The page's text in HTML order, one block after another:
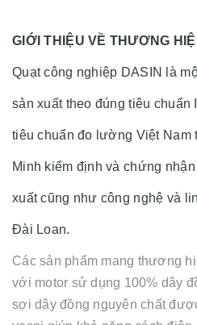
GIỚI THIỆU VỀ THƯƠNG
Quạt công nghiệp DASIN là
sản xuất theo đúng tiêu chuẩn
tiêu chuẩn đo lường Việt Nam
Minh kiểm định và chứng
xuất cũng như công nghệ và
Đài Loan.
Các sản phẩm mang thương
với motor sử dụng 100% dây
sợi dây đồng nguyên chất